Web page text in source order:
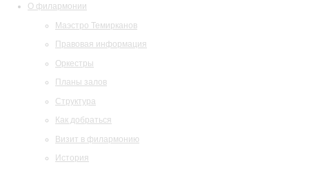
О филармонии
Маэстро Темирканов
Правовая информация
Оркестры
Планы залов
Структура
Как добраться
Визит в филармонию
История